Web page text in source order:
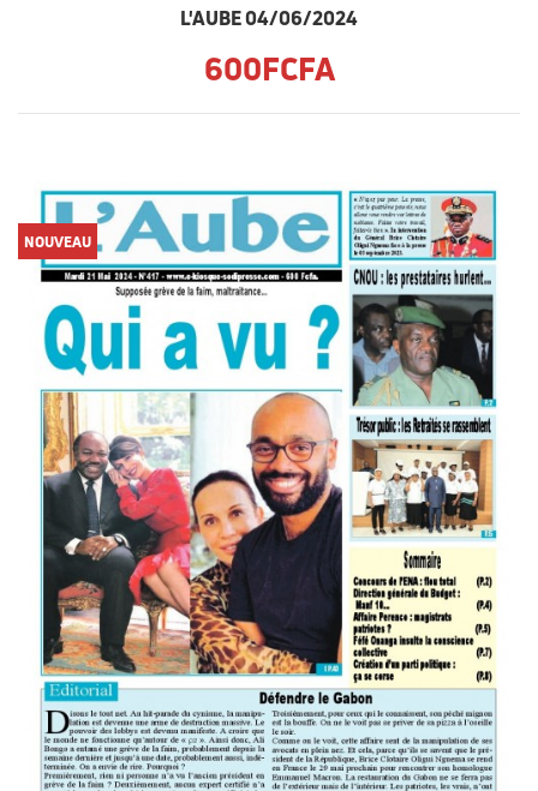
L'AUBE 04/06/2024
600FCFA
NOUVEAU